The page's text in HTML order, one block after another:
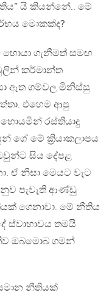
යි කියන්නේ.. මේ
මොකක්ද​?
හොයා ගැනීමත් සමඟ
කර්මාන්ත
ඈත ගම්වල මිනිස්සු
එහෙම ආපු
රස්තියාදු
ගේ මේ ක්‍රියාකලාපය
සිය දේපළ
ඒ නිසා මෙයට වැට
පැවැති ආණ්ඩු
ගෙනාවා. මේ නීතිය
ස්වාභාවය​ තමයි
ඔබමොබ ගමන්
නීතියක්